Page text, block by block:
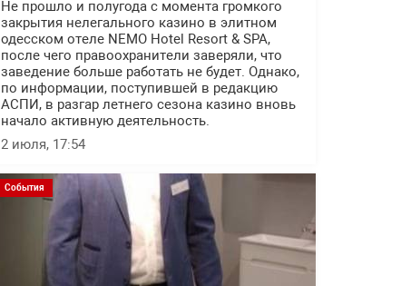
Не прошло и полугода с момента громкого
закрытия нелегального казино в элитном
одесском отеле NEMO Hotel Resort & SPA,
после чего правоохранители заверяли, что
заведение больше работать не будет. Однако,
по информации, поступившей в редакцию
АСПИ, в разгар летнего сезона казино вновь
начало активную деятельность.
2 июля, 17:54
События